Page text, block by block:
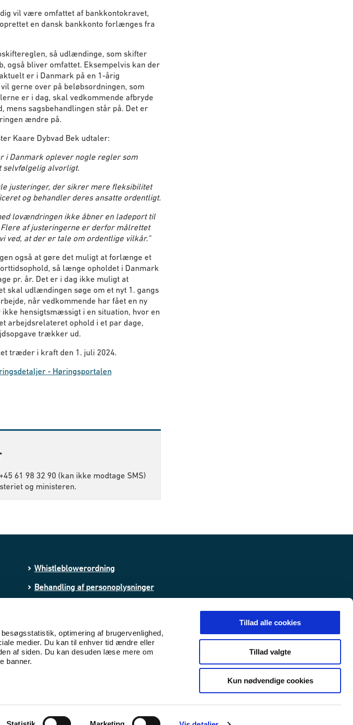
optimering af brugervenlighed,
medier. Du kan til enhver tid ændre eller
af siden. Du kan desuden læse mere om
banner.
Tillad alle cookies
Tillad valgte
Kun nødvendige cookies
vil være omfattet af bankkontokravet,
en dansk bankkonto forlænges fra
så udlændinge, som skifter
også bliver omfattet. Eksempelvis kan der
er i Danmark på en 1-årig
gerne over på beløbsordningen, som
er i dag, skal vedkommende afbryde
sagsbehandlingen står på. Det er
ændre på.
Kaare Dybvad Bek udtaler:
i Danmark oplever nogle regler som
selvfølgelig alvorligt.
justeringer, der sikrer mere fleksibilitet
og behandler deres ansatte ordentligt.
lovændringen ikke åbner en ladeport til
af justeringerne er derfor målrettet
ved, at der er tale om ordentlige vilkår.”
også at gøre det muligt at forlænge et
så længe opholdet i Danmark
pr. år. Det er i dag ikke muligt at
skal udlændingen søge om et nyt 1. gangs
når vedkommende har fået en ny
hensigtsmæssigt i en situation, hvor en
arbejdsrelateret ophold i et par dage,
trækker ud.
træder i kraft den 1. juli 2024.
- Høringsportalen
61 98 32 90 (kan ikke modtage SMS)
og ministeren.
Whistleblowerordning
Behandling af personoplysninger
Tilgængelighedserklæring (WAS)
Udlændinge- og
Udlændinge- og